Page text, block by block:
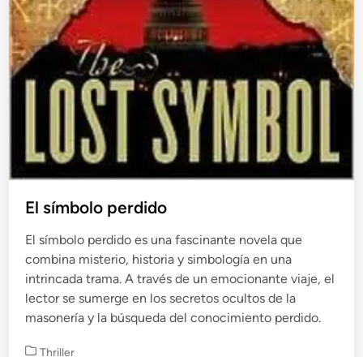
El símbolo perdido
El símbolo perdido es una fascinante novela que
combina misterio, historia y simbología en una
intrincada trama. A través de un emocionante viaje, el
lector se sumerge en los secretos ocultos de la
masonería y la búsqueda del conocimiento perdido.
P
Thriller